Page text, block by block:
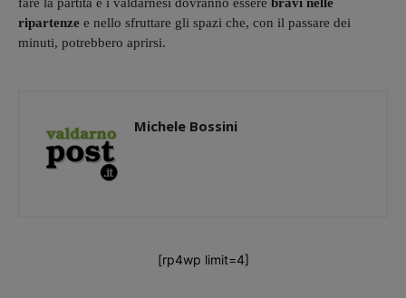
ripartenze e nello sfruttare gli spazi che, con il passare dei
minuti, potrebbero aprirsi.
Michele Bossini
[rp4wp limit=4]